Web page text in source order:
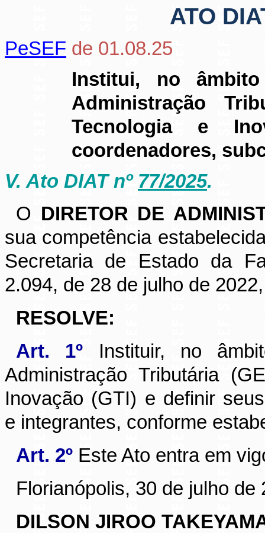
ATO
PeSEF de 01.08.25
Institui, no
Administração
Tecnologia e
coordenadores,
V. Ato DIAT nº 77/2025.
O DIRETOR DE
sua competência
Secretaria de Estado da
2.094, de 28 de julho de 2022,
RESOLVE:
Art. 1º
Instituir, no
Administração Tributária
Inovação (GTI) e definir
e integrantes, conforme
Art. 2º Este Ato entra em
Florianópolis, 30 de julho de
DILSON JIROO